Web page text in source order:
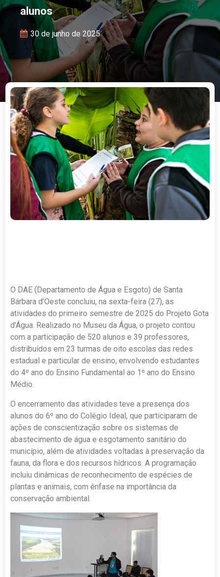
alunos
30 de junho de 2025
O DAE (Departamento de Água e Esgoto) de Santa
Bárbara d’Oeste concluiu, na sexta-feira (27), as
atividades do primeiro semestre de 2025 do Projeto Gota
d’Água. Realizado no Museu da Água, o projeto contou
com a participação de 520 alunos e 39 professores,
distribuídos em 23 turmas de oito escolas das redes
estadual e particular de ensino, envolvendo estudantes
do 4º ano do Ensino Fundamental ao 1º ano do Ensino
Médio.
O encerramento das atividades teve a presença dos
alunos do 6º ano do Colégio Ideal, que participaram de
ações de conscientização sobre os sistemas de
abastecimento de água e esgotamento sanitário do
município, além de atividades voltadas à preservação da
fauna, da flora e dos recursos hídricos. A programação
incluiu dinâmicas de reconhecimento de espécies de
plantas e animais, com ênfase na importância da
conservação ambiental.